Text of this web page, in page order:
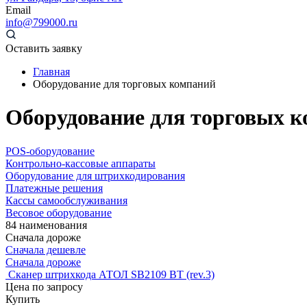
Email
info@799000.ru
Оставить заявку
Главная
Оборудование для торговых компаний
Оборудование для торговых
POS-оборудование
Контрольно-кассовые аппараты
Оборудование для штрихкодирования
Платежные решения
Кассы самообслуживания
Весовое оборудование
84 наименования
Сначала дороже
Сначала дешевле
Сначала дороже
Сканер штрихкода АТОЛ SB2109 BT (rev.3)
Цена по запросу
Купить